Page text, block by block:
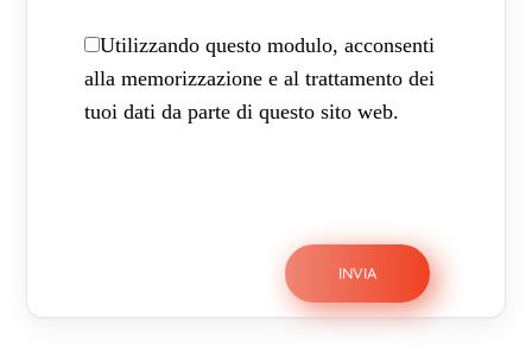
Utilizzando questo modulo, acconsenti
alla memorizzazione e al trattamento dei
tuoi dati da parte di questo sito web.